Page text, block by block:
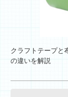
クラフトテープと
の違いを解説